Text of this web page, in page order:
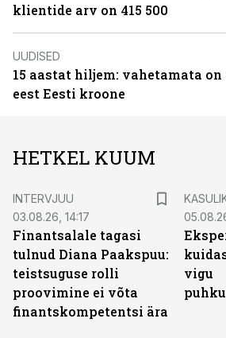
klientide arv on 415 500
UUDISED
15 aastat hiljem: vahetamata on
eest Eesti kroone
HETKEL KUUM
INTERVJUU
03.08.26, 14:17
Finantsalale tagasi
tulnud Diana Paakspuu:
teistsuguse rolli
proovimine ei võta
finantskompetentsi ära
vigu